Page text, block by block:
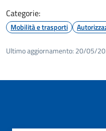
Categorie:
Mobilità e trasporti
Ultimo aggiornamento: 20/05/